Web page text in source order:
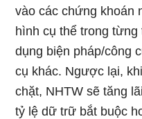
vào các chứng khoán
hình cụ thể trong
dụng biện pháp/công
cụ khác. Ngược lại,
chặt, NHTW sẽ tăng
tỷ lệ dữ trữ bắt buộc